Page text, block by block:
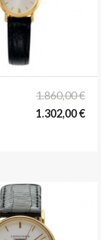
favorite
1.860,00 €
1.302,00 €